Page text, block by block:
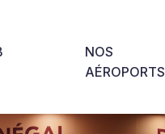
NOS
AÉROPORTS